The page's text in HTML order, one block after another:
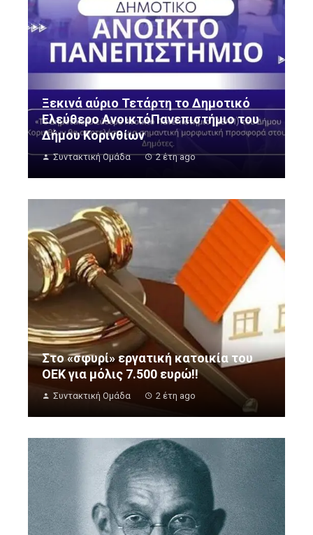
Ξεκινά αύριο Τετάρτη το Δημοτικό
Ελεύθερο ΑνοικτόΠανεπιστήμιο του
Δήμου Κορινθίων
Συντακτική Ομάδα 2 έτη ago
Στο «σφυρί» εργατική κατοικία του
ΟΕΚ για μόλις 7.500 ευρώ!!
Συντακτική Ομάδα 2 έτη ago